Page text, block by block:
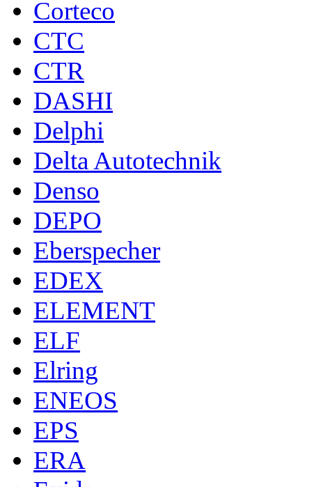
Corteco
CTC
CTR
DASHI
Delphi
Delta Autotechnik
Denso
DEPO
Eberspecher
EDEX
ELEMENT
ELF
Elring
ENEOS
EPS
ERA